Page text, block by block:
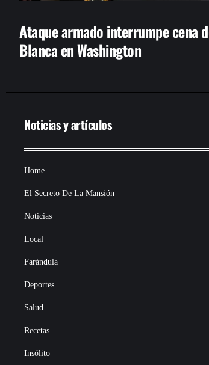
Ataque armado interrumpe cena
Blanca en Washington
Noticias y artículos
Home
El Secreto De La Mansión
Noticias
Local
Farándula
Deportes
Salud
Recetas
Insólito